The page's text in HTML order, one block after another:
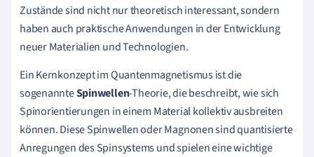
Zustände sind nicht nur theoretisch interessant, sondern
haben auch praktische Anwendungen in der Entwicklung
neuer Materialien und Technologien.
Ein Kernkonzept im Quantenmagnetismus ist die
sogenannteSpinwellen-Theorie, die beschreibt, wie sich
Spinorientierungen in einem Material kollektiv ausbreiten
können. Diese Spinwellen oder Magnonen sind quantisierte
Anregungen des Spinsystems und spielen eine wichtige